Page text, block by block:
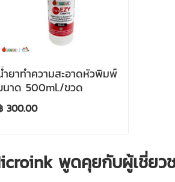
ำยาทำความสะอาดหัวพิมพ์
นาด 500ml./ขวด
300.00
พูดคุยกับผู้เชี่ยว